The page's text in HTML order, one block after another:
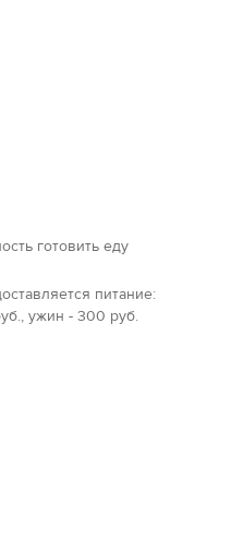
отдыха с
место для готовки
готовить еду
питание:
ужин - 300 руб.